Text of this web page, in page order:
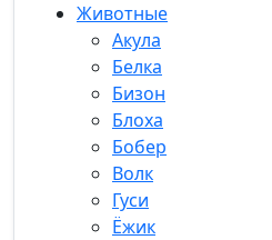
Животные
Акула
Белка
Бизон
Блоха
Бобер
Волк
Гуси
Ёжик